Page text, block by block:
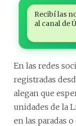
Recibí las
al canal de
En las redes
registradas
alegan que
unidades de la
en las paradas